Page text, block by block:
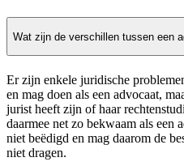
Wat zijn de verschillen tussen een
Er zijn enkele juridische
en mag doen als een advocaat,
jurist heeft zijn of haar
daarmee net zo bekwaam als een
niet beëdigd en mag daarom de
niet dragen.